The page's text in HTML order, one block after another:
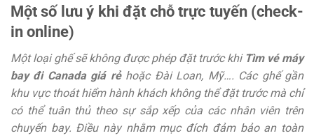
Một số lưu ý khi đặt chỗ trực tuyến (check-
in online)
Một loại ghế sẽ không được phép đặt trước khi Tìm vé máy
bay đi Canada giá rẻ hoặc Đài Loan, Mỹ…. Các ghế gần
khu vực thoát hiểm hành khách không thể đặt trước mà chỉ
có thể tuân thủ theo sự sắp xếp của các nhân viên trên
chuyến bay. Điều này nhằm mục đích đảm bảo an toàn